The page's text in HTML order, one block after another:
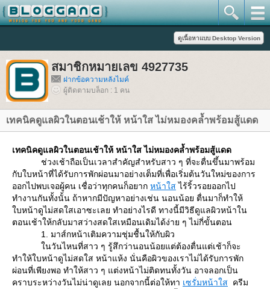
สมาชิกหมายเลข 4927735
ฝากข้อความหลังไมค์
ผู้ติดตามบล็อก : 1 คน
เทคนิคดูแลผิวในตอนเช้าให้ หน้าใส ไม่หมองคล้ำพร้อมสู้แดด
เทคนิคดูแลผิวในตอนเช้าให้ หน้าใส ไม่หมองคล้ำพร้อมสู้แดด
ช่วงเช้าถือเป็นเวลาสำคัญสำหรับสาว ๆ ที่จะตื่นขึ้นมาพร้อม
กับใบหน้าที่ได้รับการพักผ่อนมาอย่างเต็มที่เพื่อเริ่มต้นวันใหม่ของการ
ออกไปพบเจอผู้คน เชื่อว่าทุกคนก็อยาก หน้าใส ไร้ริ้วรอยออกไป
ทำงานกันทั้งนั้น ถ้าหากมีปัญหาอย่างเช่น นอนน้อย ตื่นมาก็ทำให้
บหน้าดูไม่สดใสเอาซะเลย ทำอย่างไรดี ทางนี้มีวิธีดูแลผิวหน้าใน
ตอนเช้าให้กลับมาสว่างสดใสเหมือนเดิมได้ง่าย ๆ ไม่กี่ขั้นตอน
1. มาส์กหน้าเติมความชุ่มชื้นให้กับผิว
นวันไหนที่สาว ๆ รู้สึกว่านอนน้อยแต่ต้องตื่นแต่เช้าก็จะ
ทำให้ใบหน้าดูไม่สดใส หน้าแห้ง นั่นคือผิวของเราไม่ได้รับการพัก
ผ่อนที่เพียงพอ ทำให้สาว ๆ แต่งหน้าไม่ติดทนทั้งวัน อาจลอกเป็น
คราบระหว่างวันไม่น่าดูเลย นอกจากนี้ต่อให้ทา เซรั่มหน้าใส ครีม